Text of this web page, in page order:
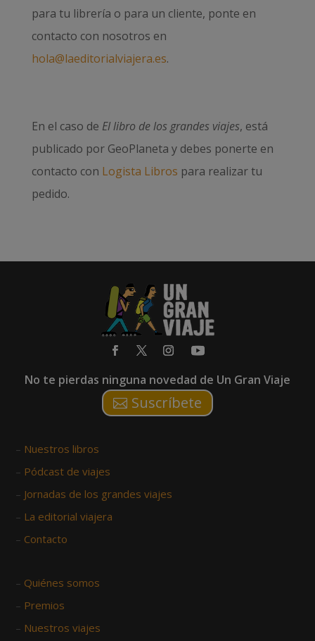
para tu librería o para un cliente, ponte en
contacto con nosotros en
hola@laeditorialviajera.es.
En el caso de El libro de los grandes viajes, está
publicado por GeoPlaneta y debes ponerte en
contacto con Logista Libros para realizar tu
pedido.
No te pierdas ninguna novedad de Un Gran Viaje
Suscríbete
– Nuestros libros
– Pódcast de viajes
– Jornadas de los grandes viajes
– La editorial viajera
– Contacto
– Quiénes somos
– Premios
– Nuestros viajes